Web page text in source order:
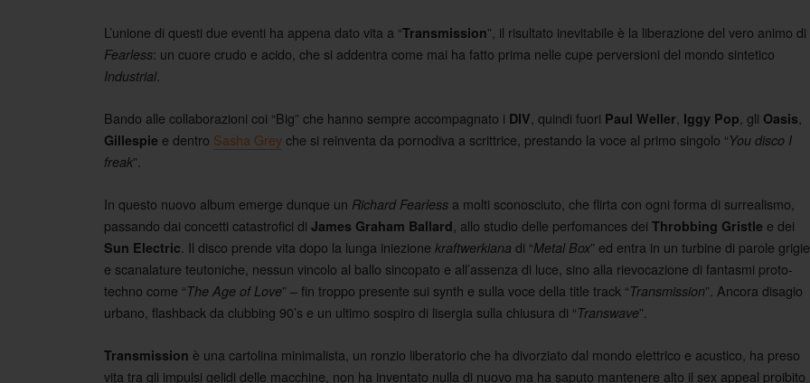
L’unione di questi due eventi ha appena dato vita a “Transmission”, il risultato inevitabile è la liberazione del vero animo di
Fearless: un cuore crudo e acido, che si addentra come mai ha fatto prima nelle cupe perversioni del mondo sintetico
Industrial.
Bando alle collaborazioni coi “Big” che hanno sempre accompagnato i DIV , quindi fuori Paul Weller Iggy Pop , gli Oasis
Gillespie e dentro Sasha Greyche si reinventa da pornodiva a scrittrice, prestando la voce al primo singolo “You disco I
freak”.
In questo nuovo album emerge dunque un Richard Fearless a molti sconosciuto, che flirta con ogni forma di surrealismo,
passando dai concetti catastrofici di James Graham Ballard , allo studio delle perfomances dei Throbbing Gristle e dei
Sun Electric . Il disco prende vita dopo la lunga iniezione kraftwerkiana di “Metal Box” ed entra in un turbine di parole grigie
e scanalature teutoniche, nessun vincolo al ballo sincopato e all’assenza di luce, sino alla rievocazione di fantasmi proto-
techno come “The Age of Love” – fin troppo presente sui synth e sulla voce della title track “Transmission”. Ancora disagio
urbano, flashback da clubbing 90’s e un ultimo sospiro di lisergia sulla chiusura di “Transwave”.
Transmission è una cartolina minimalista, un ronzio liberatorio che ha divorziato dal mondo elettrico e acustico, ha preso
vita tra gli impulsi gelidi delle macchine, non ha inventato nulla di nuovo ma ha saputo mantenere alto il sex appeal proibito